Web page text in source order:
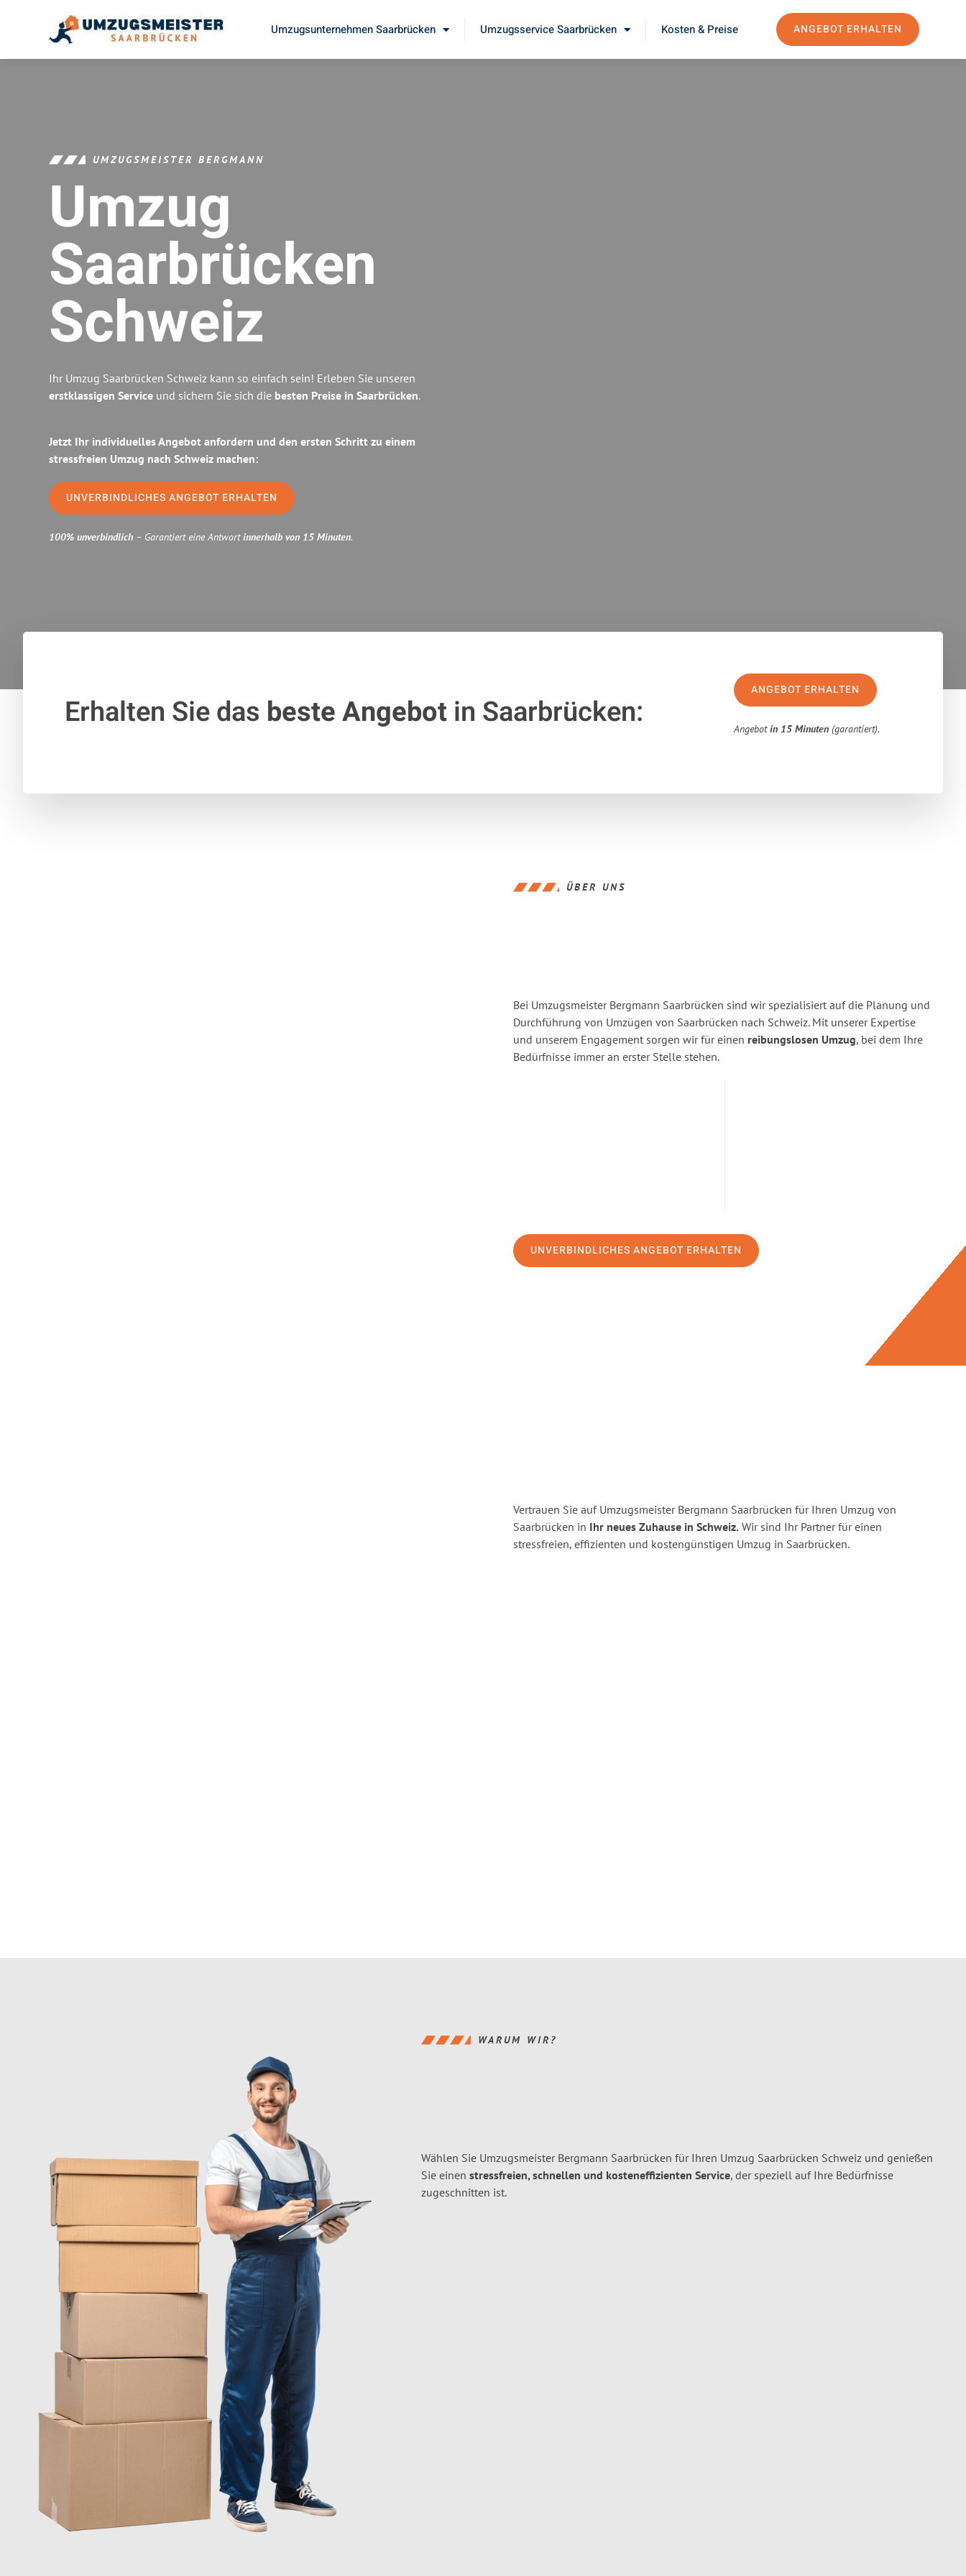
Umzugsunternehmen Saarbrücken Umzugsservice Saarbrücken Kosten & Preise ANGEBOT ERHALTEN
UMZUGSMEISTER BERGMANN
Umzug
Saarbrücken
Schweiz
Ihr Umzug Saarbrücken Schweiz kann so einfach sein! Erleben Sie unseren
erstklassigen Service und sichern Sie sich die besten Preise in Saarbrücken.
Jetzt Ihr individuelles Angebot anfordern und den ersten Schritt zu einem
stressfreien Umzug nach Schweiz machen:
UNVERBINDLICHES ANGEBOT ERHALTEN
100% unverbindlich – Garantiert eine Antwortinnerhalb von 15 Minuten.
Erhalten Sie das beste Angebotin Saarbrücken:
ANGEBOT ERHALTEN
Angebotin 15 Minuten (garantiert).
ÜBER UNS
Bei Umzugsmeister Bergmann Saarbrücken sind wir spezialisiert auf die Planung und
Durchführung von Umzügen von Saarbrücken nach Schweiz. Mit unserer Expertise
und unserem Engagement sorgen wir für einen reibungslosen Umzug, bei dem Ihre
Bedürfnisse immer an erster Stelle stehen.
UNVERBINDLICHES ANGEBOT ERHALTEN
Vertrauen Sie auf Umzugsmeister Bergmann Saarbrücken für Ihren Umzug von
Saarbrücken in Ihr neues Zuhause in Schweiz. Wir sind Ihr Partner für einen
stressfreien, effizienten und kostengünstigen Umzug in Saarbrücken.
WARUM WIR?
Wählen Sie Umzugsmeister Bergmann Saarbrücken für Ihren Umzug Saarbrücken Schweiz und genießen
Sie einen stressfreien, schnellen und kosteneffizienten Service, der speziell auf Ihre Bedürfnisse
zugeschnitten ist.